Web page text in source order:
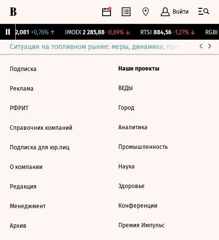
Войти
12,081 +0,76%↑ IMOEX 2 285,88 -0,69%↓ RTSI 884,56 -1,27%↓ RGBI
Ситуация на топливном рынке: меры, динамика, прогнозы
Подписка
Реклама
РФРИТ
Справочник компаний
Подписка для юр.лиц
О компании
Редакция
Менеджмент
Архив
Наши проекты
ВЕДЫ
Город
Аналитика
Промышленность
Наука
Здоровье
Конференции
Премия Импульс